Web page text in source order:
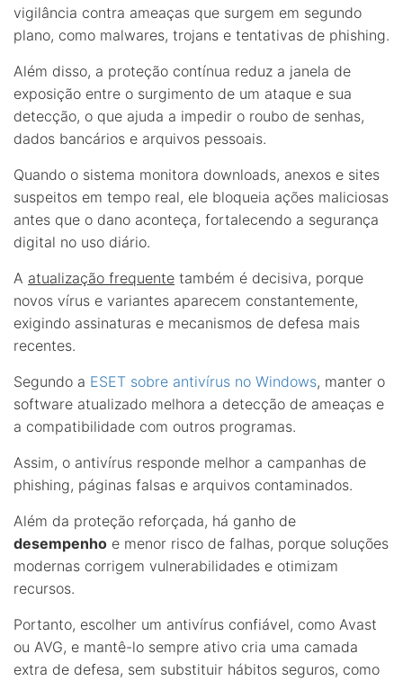
vigilância contra ameaças que surgem em segundo
plano, como malwares, trojans e tentativas de phishing.
Além disso, a proteção contínua reduz a janela de
exposição entre o surgimento de um ataque e sua
detecção, o que ajuda a impedir o roubo de senhas,
dados bancários e arquivos pessoais.
Quando o sistema monitora downloads, anexos e sites
suspeitos em tempo real, ele bloqueia ações maliciosas
antes que o dano aconteça, fortalecendo a segurança
digital no uso diário.
A atualização frequente também é decisiva, porque
novos vírus e variantes aparecem constantemente,
exigindo assinaturas e mecanismos de defesa mais
recentes.
Segundo a ESET sobre antivírus no Windows, manter o
software atualizado melhora a detecção de ameaças e
a compatibilidade com outros programas.
Assim, o antivírus responde melhor a campanhas de
phishing, páginas falsas e arquivos contaminados.
Além da proteção reforçada, há ganho de
desempenho e menor risco de falhas, porque soluções
modernas corrigem vulnerabilidades e otimizam
recursos.
Portanto, escolher um antivírus confiável, como Avast
ou AVG, e mantê-lo sempre ativo cria uma camada
extra de defesa, sem substituir hábitos seguros, como